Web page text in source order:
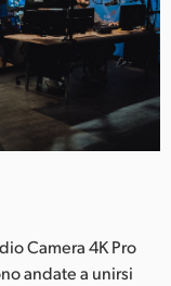
Camera 4K Pro
andate a unirsi